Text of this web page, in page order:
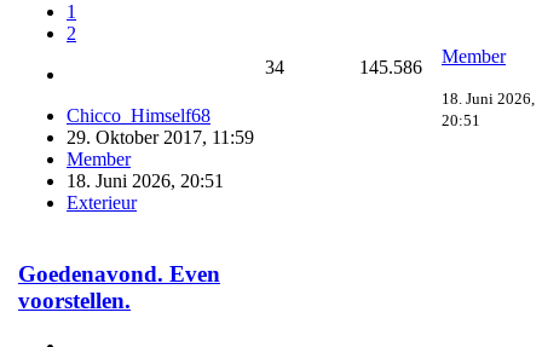
1
2
Chicco_Himself68
29. Oktober 2017, 11:59
Member
18. Juni 2026, 20:51
Exterieur
34 145.586
Member
18. Juni 2026,
20:51
Goedenavond. Even
voorstellen.